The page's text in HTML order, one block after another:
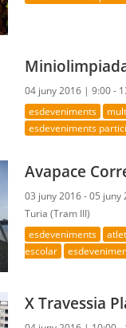
04 juny 2016 |9:00 -
esdeveniments
esdeveniments
Avapace
03 juny 2016 - 05
Turia (Tram III)
esdeveniments
escolar
X Travessia